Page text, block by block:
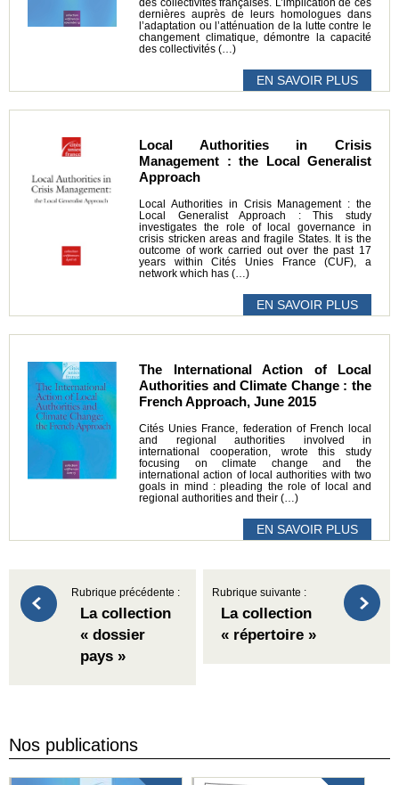
des collectivités françaises. L’implication de ces
dernières auprès de leurs homologues dans
l’adaptation ou l’atténuation de la lutte contre le
changement climatique, démontre la capacité
des collectivités (…)
EN SAVOIR PLUS
Local Authorities in Crisis
Management : the Local Generalist
Approach
Local Authorities in Crisis Management : the
Local Generalist Approach : This study
investigates the role of local governance in
crisis stricken areas and fragile States. It is the
outcome of work carried out over the past 17
years within Cités Unies France (CUF), a
network which has (…)
EN SAVOIR PLUS
The International Action of Local
Authorities and Climate Change : the
French Approach, June 2015
Cités Unies France, federation of French local
and regional authorities involved in
international cooperation, wrote this study
focusing on climate change and the
international action of local authorities with two
goals in mind : pleading the role of local and
regional authorities and their (…)
EN SAVOIR PLUS
Rubrique précédente :
La collection
« dossier
pays »
Rubrique suivante :
La collection
« répertoire »
Nos publications